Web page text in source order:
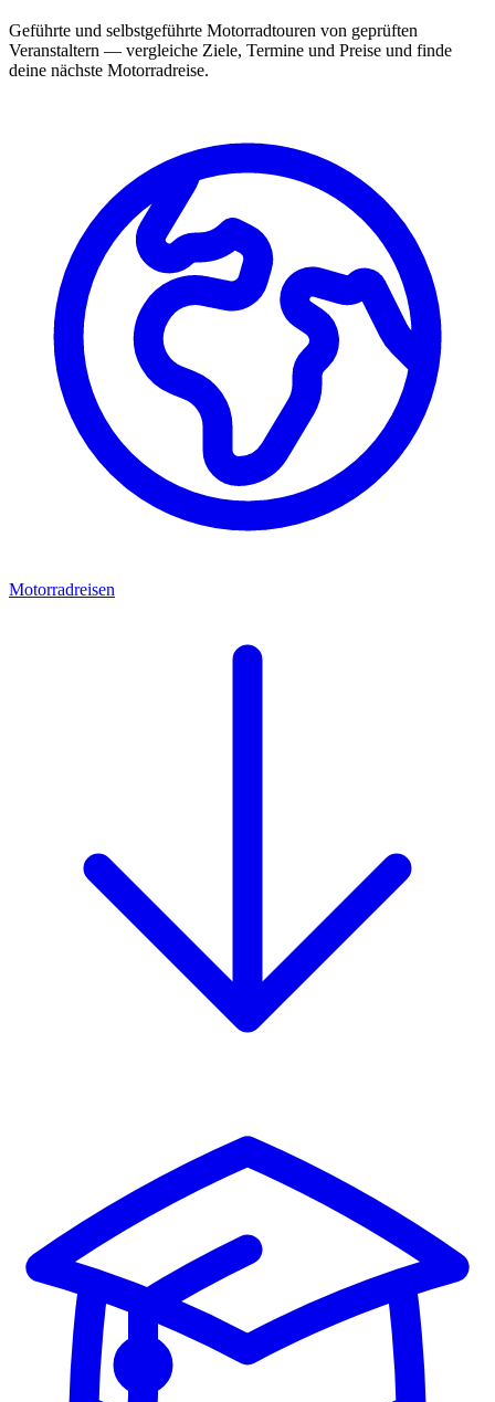
Geführte und selbstgeführte Motorradtouren von geprüften
Veranstaltern — vergleiche Ziele, Termine und Preise und finde
deine nächste Motorradreise.
Motorradreisen